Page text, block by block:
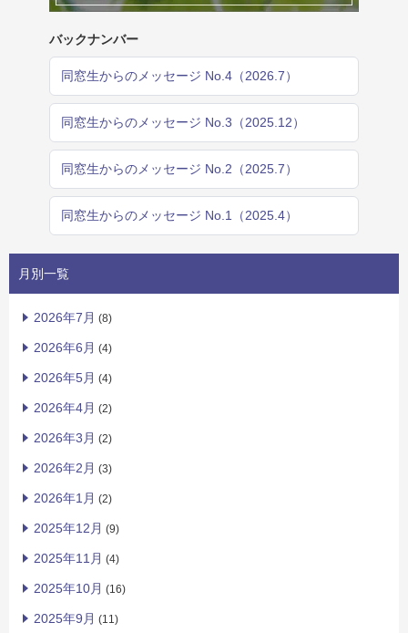
バックナンバー
同窓生からのメッセージ No.4（2026.7）
同窓生からのメッセージ No.3（2025.12）
同窓生からのメッセージ No.2（2025.7）
同窓生からのメッセージ No.1（2025.4）
月別一覧
2026年7月 (8)
2026年6月 (4)
2026年5月 (4)
2026年4月 (2)
2026年3月 (2)
2026年2月 (3)
2026年1月 (2)
2025年12月 (9)
2025年11月 (4)
2025年10月 (16)
2025年9月 (11)